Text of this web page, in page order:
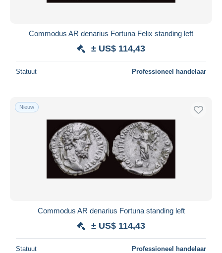
Commodus AR denarius Fortuna Felix standing left
± US$ 114,43
Statuut Professioneel handelaar
Nieuw
Commodus AR denarius Fortuna standing left
± US$ 114,43
Statuut Professioneel handelaar